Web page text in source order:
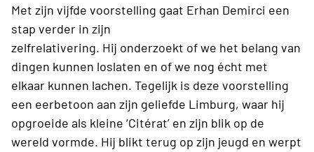
Met zijn vijfde voorstelling gaat Erhan Demirci een
stap verder in zijn
zelfrelativering. Hij onderzoekt of we het belang van
dingen kunnen loslaten en of we nog écht met
elkaar kunnen lachen. Tegelijk is deze voorstelling
een eerbetoon aan zijn geliefde Limburg, waar hij
opgroeide als kleine ‘Citérat’ en zijn blik op de
wereld vormde. Hij blikt terug op zijn jeugd en werpt